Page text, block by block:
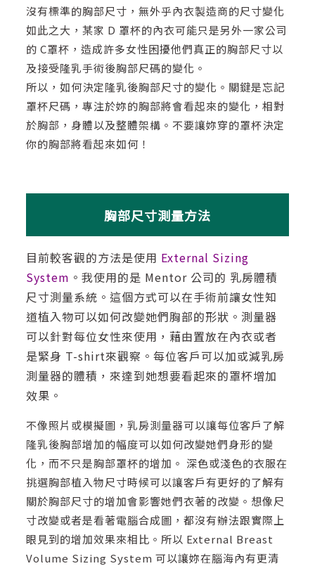
沒有標準的胸部尺寸，無外乎內衣製造商的尺寸變化
如此之大，某家 D 罩杯的內衣可能只是另外一家公司
的 C罩杯，造成許多女性困擾他們真正的胸部尺寸以
及接受隆乳手術後胸部尺碼的變化。
所以，如何決定隆乳後胸部尺寸的變化。關鍵是忘記
罩杯尺碼，專注於妳的胸部將會看起來的變化，相對
於胸部，身體以及整體架構。不要讓妳穿的罩杯決定
你的胸部將看起來如何！
胸部尺寸測量方法
目前較客觀的方法是使用 External Sizing
System 。我使用的是 Mentor 公司的 乳房體積
尺寸測量系統。這個方式可以在手術前讓女性知
道植入物可以如何改變她們胸部的形狀。測量器
可以針對每位女性來使用，藉由置放在內衣或者
是緊身 T-shirt來觀察。每位客戶可以加或減乳房
測量器的體積，來達到她想要看起來的罩杯增加
效果。
不像照片或模擬圖，乳房測量器可以讓每位客戶了解
隆乳後胸部增加的幅度可以如何改變她們身形的變
化，而不只是胸部罩杯的增加。 深色或淺色的衣服在
挑選胸部植入物尺寸時候可以讓客戶有更好的了解有
關於胸部尺寸的增加會影響她們衣著的改變。想像尺
寸改變或者是看著電腦合成圖，都沒有辦法跟實際上
眼見到的增加效果來相比。所以 External Breast
Volume Sizing System 可以讓妳在腦海內有更清